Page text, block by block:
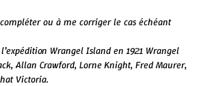
compléter ou à me corriger le cas échéant
Wrangel Island en 1921 Wrangel
Allan Crawford, Lorne Knight, Fred Maurer,
Victoria.